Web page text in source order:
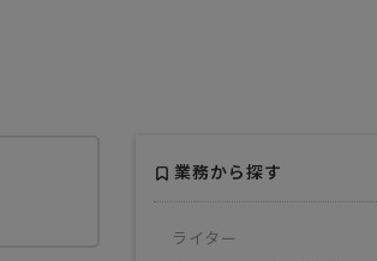
業務から探す
ライター